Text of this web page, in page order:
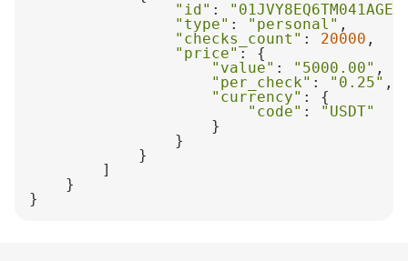
"id" :
"type" : "personal"
"checks_count" : 20000
"price"
"value" : "5000.00"
"per_check" : "0.25"
"currency"
"code" :
"USDT"
}